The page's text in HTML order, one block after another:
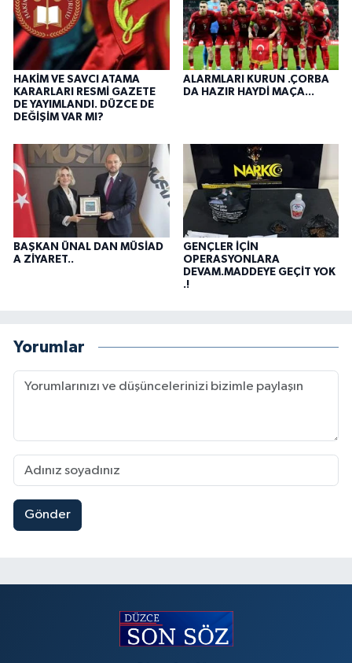
HAKİM VE SAVCI ATAMA
KARARLARI RESMİ GAZETE
DE YAYIMLANDI. DÜZCE DE
DEĞİŞİM VAR MI?
ALARMLARI KURUN .ÇORBA
DA HAZIR HAYDİ MAÇA...
BAŞKAN ÜNAL DAN MÜSİAD
A ZİYARET..
GENÇLER İÇİN
OPERASYONLARA
DEVAM.MADDEYE GEÇİT YOK
.!
Yorumlar
Gönder